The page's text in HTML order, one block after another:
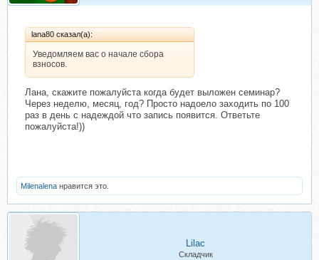
lana80 сказал(а):
Уведомляем вас о начале сбора
взносов.
Лана, скажите пожалуйста когда будет выложен семинар?
Через неделю, месяц, год? Просто надоело заходить по 100
раз в день с надеждой что запись появится. Ответьте
пожалуйста!))
Milenalena нравится это.
Lilac
Складчик